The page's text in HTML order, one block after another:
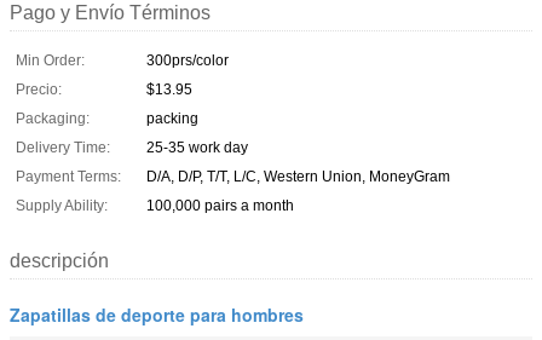
Pago y Envío Términos
Min Order:
300prs/color
Precio:
$13.95
Packaging:
packing
Delivery Time:
25-35 work day
Payment Terms:
D/A, D/P, T/T, L/C, Western Union, MoneyGram
Supply Ability:
100,000 pairs a month
descripción
Zapatillas de deporte para hombres